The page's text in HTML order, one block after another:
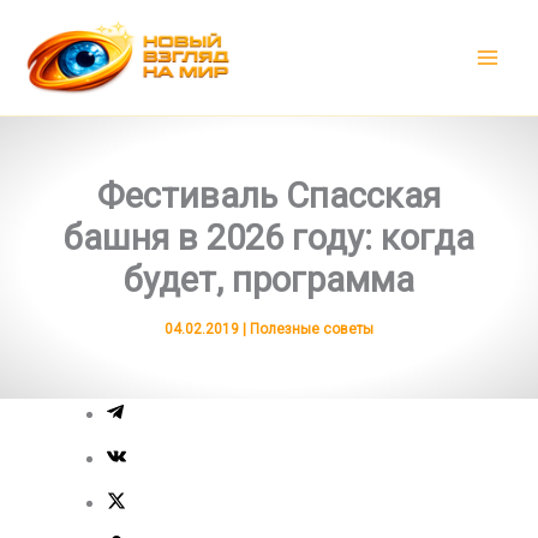
содержимому
Фестиваль Спасская
башня в 2026 году: когда
будет, программа
04.02.2019 | Полезные советы